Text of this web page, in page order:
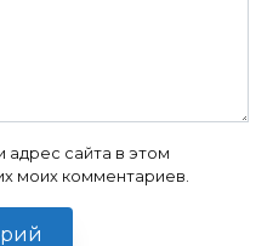
адрес сайта в этом
моих комментариев.